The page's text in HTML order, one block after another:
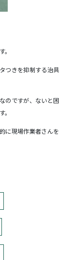
つきを抑制する治具
のですが、ないと困
に現場作業者さんを